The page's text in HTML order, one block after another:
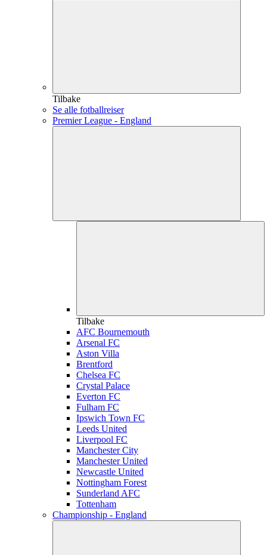
Tilbake
Se alle fotballreiser
Premier League - England
Tilbake
AFC Bournemouth
Arsenal FC
Aston Villa
Brentford
Chelsea FC
Crystal Palace
Everton FC
Fulham FC
Ipswich Town FC
Leeds United
Liverpool FC
Manchester City
Manchester United
Newcastle United
Nottingham Forest
Sunderland AFC
Tottenham
Championship - England